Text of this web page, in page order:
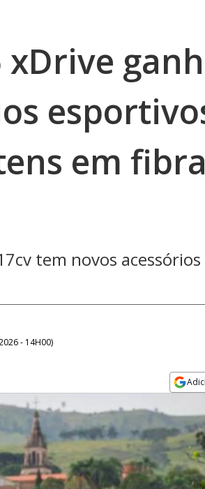
xDrive
em
tem novos
- 14H00)